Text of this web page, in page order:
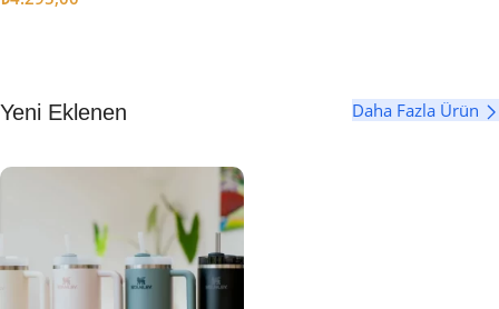
Yeni Eklenen Daha Fazla Ürün